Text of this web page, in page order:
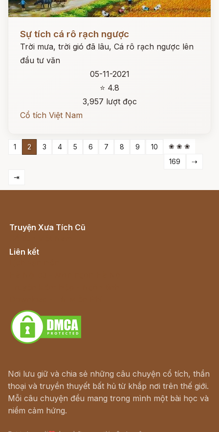
Sự tích cá rô rạch ngược
Trời mưa, trời gió đã lâu, Cá rô rạch ngược lên
đầu tư văn
05-11-2021
⭐ 4.8
3,957 lượt đọc
Cổ tích Việt Nam
1 2 3 4 5 6 7 8 9 10
❀ ❀ ❀
169
⇢
⇥
Truyện Xưa Tích Cũ
Liên kết
Nơi lưu giữ và chia sẻ những câu chuyện cổ tích, thần
thoại và truyền thuyết bất hủ từ khắp nơi trên thế giới.
Mỗi câu chuyện đều mang trong mình một bài học và
niềm cảm hứng.